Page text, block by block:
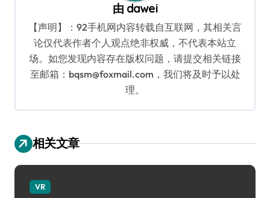
由 dawei
【声明】：92手机网内容转载自互联网，其相关言
论仅代表作者个人观点绝非权威，不代表本站立
场。如您发现内容存在版权问题，请提交相关链接
至邮箱：bqsm@foxmail.com，我们将及时予以处
理。
相关文章
VR